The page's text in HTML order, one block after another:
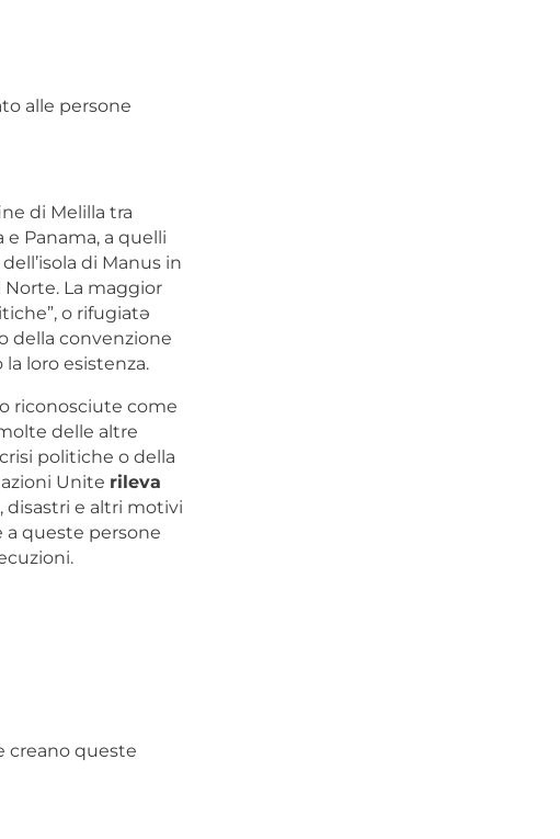
alle persone
di Melilla tra
e Panama, a quelli
di Manus in
Norte. La maggior
o rifugiatə
della convenzione
loro esistenza.
riconosciute come
delle altre
politiche o della
Unite rileva
disastri e altri motivi
a queste persone
creano queste